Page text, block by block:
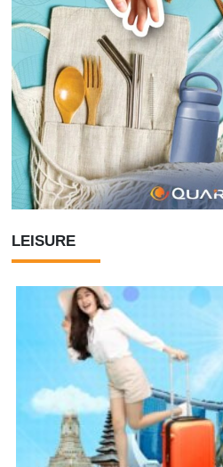
LEISURE